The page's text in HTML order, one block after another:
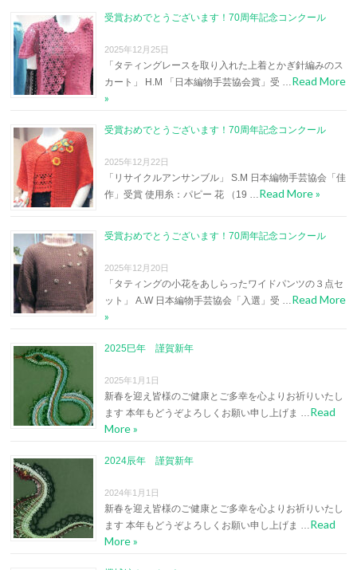
受賞おめでとうございます！70周年記念コンクール
2025年12月25日
「タティングレースを取り入れた上着とかぎ針編みのス
カート」 H.M 「日本編物手芸協会賞」受 …Read More
»
受賞おめでとうございます！70周年記念コンクール
2025年12月22日
「リサイクルアンサンブル」 S.M 日本編物手芸協会「佳
作」受賞 使用糸：パピー 花 （19 …Read More »
受賞おめでとうございます！70周年記念コンクール
2025年12月20日
「タティングの小花をあしらったワイドパンツの３点セ
ット」 A.W 日本編物手芸協会「入選」受 …Read More
»
2025巳年 謹賀新年
2025年1月1日
新春を迎え皆様のご健康とご多幸を心よりお祈りいたし
ます 本年もどうぞよろしくお願い申し上げま …Read
More »
2024辰年 謹賀新年
2024年1月1日
新春を迎え皆様のご健康とご多幸を心よりお祈りいたし
ます 本年もどうぞよろしくお願い申し上げま …Read
More »